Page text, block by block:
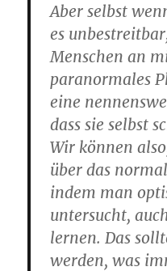
Aber selbst
es
Menschen an
paranormales
eine
dass sie selbst
Wir können
über das
indem man
untersucht,
lernen. Das
werden, was